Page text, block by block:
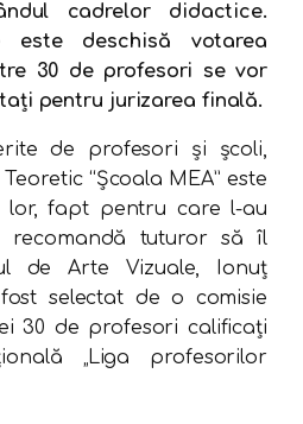
cadrelor didactice.
deschisă votarea
30 de profesori se vor
pentru jurizarea finală.
de profesori și școli,
“Școala MEA” este
lor, fapt pentru care l-au
tuturor să îl
de Arte Vizuale, Ionuţ
selectat de o comisie
30 de profesori calificaţi
„Liga profesorilor